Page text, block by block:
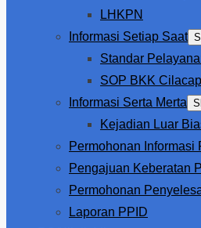
LHKPN
Informasi Setiap Saat
Standar
SOP BKK Cilacap
Informasi Serta Merta
Kejadian Luar
Permohonan Informasi
Pengajuan Keberatan
Permohonan
Laporan PPID